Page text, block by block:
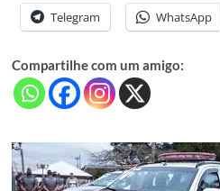
Telegram WhatsApp
Compartilhe com um amigo: